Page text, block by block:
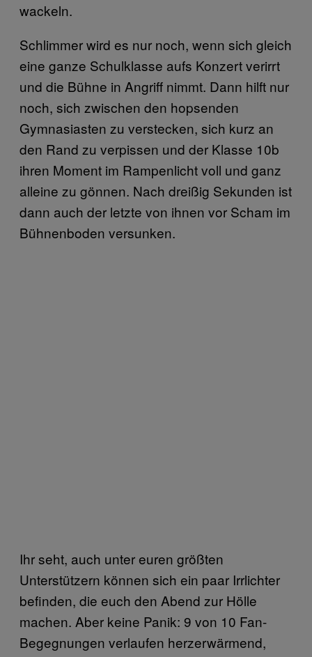
wackeln.
Schlimmer wird es nur noch, wenn sich gleich
eine ganze Schulklasse aufs Konzert verirrt
und die Bühne in Angriff nimmt. Dann hilft nur
noch, sich zwischen den hopsenden
Gymnasiasten zu verstecken, sich kurz an
den Rand zu verpissen und der Klasse 10b
ihren Moment im Rampenlicht voll und ganz
alleine zu gönnen. Nach dreißig Sekunden ist
dann auch der letzte von ihnen vor Scham im
Bühnenboden versunken.
Ihr seht, auch unter euren größten
Unterstützern können sich ein paar Irrlichter
befinden, die euch den Abend zur Hölle
machen. Aber keine Panik: 9 von 10 Fan-
Begegnungen verlaufen herzerwärmend,